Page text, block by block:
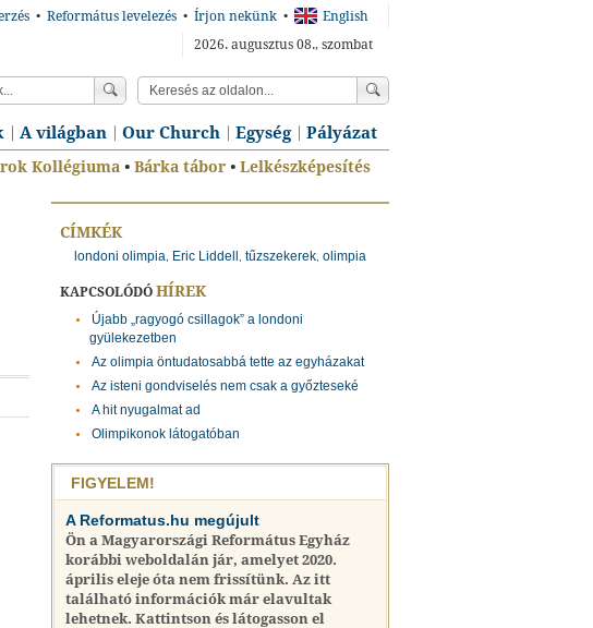
• Református levelezés • Írjon nekünk •
English
2026. augusztus 08., szombat
A világban Our Church Egység Pályázat
Kollégiuma • Bárka tábor • Lelkészképesítés
CÍMKÉK
londoni olimpia, Eric Liddell , tűzszekerek, olimpia
KAPCSOLÓDÓ HÍREK
Újabb „ragyogó csillagok” a londoni
gyülekezetben
Az olimpia öntudatosabbá tette az egyházakat
Az isteni gondviselés nem csak a győzteseké
A hit nyugalmat ad
Olimpikonok látogatóban
FIGYELEM!
A Reformatus.hu megújult
Ön a Magyarországi Református Egyház
korábbi weboldalán jár, amelyet 2020.
április eleje óta nem frissítünk. Az itt
található információk már elavultak
lehetnek. Kattintson és látogasson el